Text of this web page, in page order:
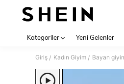
Kategoriler Yeni Gelenler
Giriş / Kadın Giyim / Bayan